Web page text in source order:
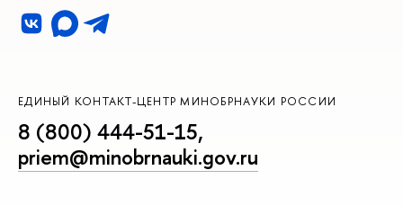
ЕДИНЫЙ КОНТАКТ-ЦЕНТР МИНОБРНАУКИ РОССИИ
8 (800) 444-51-15,
priem@minobrnauki.gov.ru